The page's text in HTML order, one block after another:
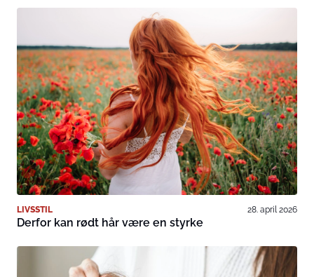
LIVSSTIL 28. april 2026
Derfor kan rødt hår være en styrke